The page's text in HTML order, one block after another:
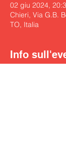
02 giu 2024,
Chieri, Via G.B.
TO, Italia
Info